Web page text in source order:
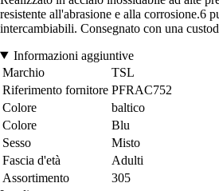
resistente all'abrasione e alla corrosione.6
intercambiabili. Consegnato con una
Informazioni aggiuntive
Marchio
TSL
Riferimento fornitore PFRAC752
Colore
baltico
Colore
Blu
Sesso
Misto
Fascia d'età
Adulti
Assortimento
305